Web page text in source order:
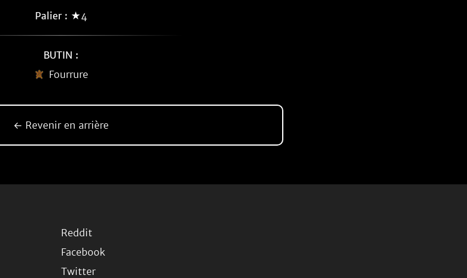
Palier : ★4
BUTIN :
Fourrure
← Revenir en arrière
Reddit
Facebook
Twitter